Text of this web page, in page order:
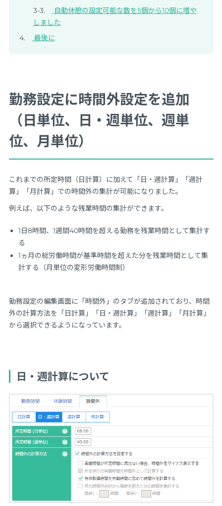
自動休憩の設定可能な数を5個から10個に増や
しました
最後に
勤務設定に時間外設定を追加
（日単位、日・週単位、週単
位、月単位）
これまでの所定時間（日計算）に加えて「日・週計算」「週計
算」「月計算」での時間外の集計が可能になりました。
例えば、以下のような残業時間の集計ができます。
1日8時間、1週間40時間を超える勤務を残業時間として集計す
る
1ヵ月の総労働時間が基準時間を超えた分を残業時間として集
計する（月単位の変形労働時間制）
勤務設定の編集画面に「時間外」のタブが追加されており、時間
外の計算方法を「日計算」「日・週計算」「週計算」「月計算」
から選択できるようになっています。
日・週計算について